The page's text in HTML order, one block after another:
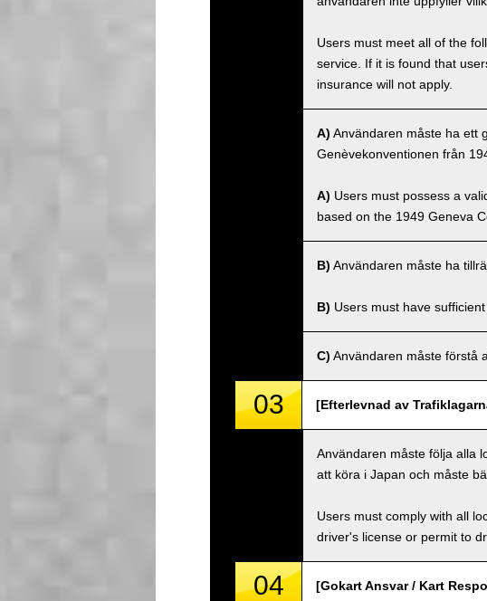
Users must meet all of the
service. If it is found that
insurance will not apply.
A) Användaren måste ha ett
Genèvekonventionen från
A) Users must possess a
based on the 1949 Geneva
B) Användaren måste ha
B) Users must have
C) Användaren måste förstå
03 [Efterlevnad av
Användaren måste följa alla
att köra i Japan och måste
Users must comply with all
driver's license or permit to
04 [Gokart Ansvar / Kart